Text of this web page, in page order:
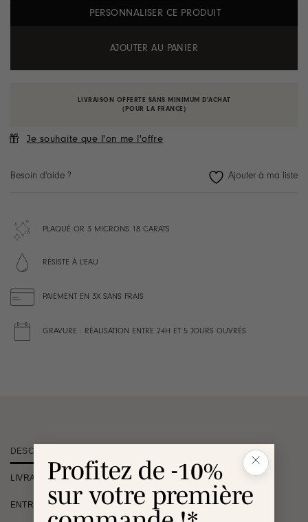
Profitez de -10%
sur votre première
PERSONNALISER CE PRODUIT
AJOUTER AU PANIER
LIVRAISON OFFERTE SANS MINIMUM D'ACHAT
(POUR LA FRANCE)
Je souhaite que l'on me l'offre
Besoin d'aide ?
PLAQUÉ OR 3 MICRONS 18 CARATS
RÉSISTE À L'EAU
PAIEMENT EN 3X SANS FRAIS
GRAVURE : RÉALISATION ENTRE 24H ET 5 JOURS OUVRÉS
DESCRIPTION
LIVRAISON
ENTRETIEN